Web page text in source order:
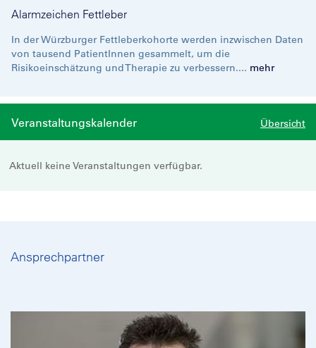
Alarmzeichen Fettleber
In der Würzburger Fettleberkohorte werden inzwischen Daten
von tausend PatientInnen gesammelt, um die
Risikoeinschätzung und Therapie zu verbessern.... mehr
Veranstaltungskalender Übersicht
Aktuell keine Veranstaltungen verfügbar.
Ansprechpartner